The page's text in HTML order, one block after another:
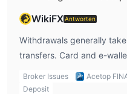
WikiFXAntworten
Withdrawals generally
transfers. Card and e-
quicker—sometimes
on the provider.
Broker Issues Acetop
Deposit